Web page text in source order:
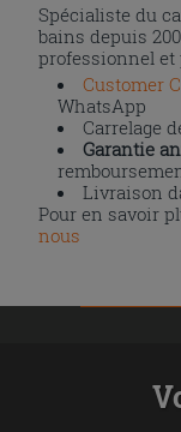
Spécialiste du
bains depuis
professionnel et
Customer
WhatsApp
Carrelage
Garantie
Livraison
Pour en savoir
nous